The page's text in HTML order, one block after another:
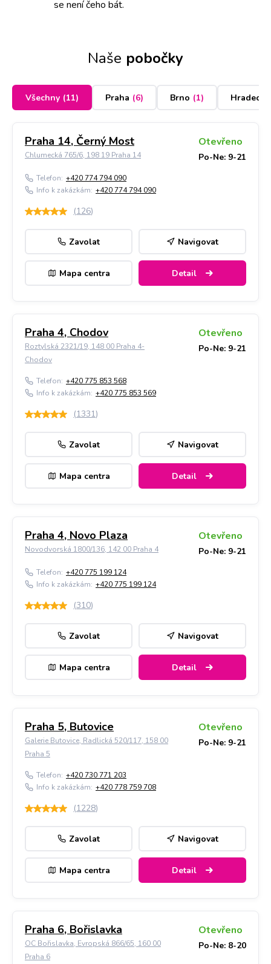
se není čeho bát.
Naše pobočky
Všechny (11) Praha (6) Brno (1) Hradec
Praha 14, Černý Most
Chlumecká 765/6, 198 19 Praha 14
Otevřeno
Po-Ne: 9-21
Telefon: +420 774 794 090
Info k zakázkám: +420 774 794 090
(126)
Zavolat Navigovat
Mapa centra Detail
Praha 4, Chodov
Roztylská 2321/19, 148 00 Praha 4-
Chodov
Otevřeno
Po-Ne: 9-21
Telefon: +420 775 853 568
Info k zakázkám: +420 775 853 569
(1331)
Zavolat Navigovat
Mapa centra Detail
Praha 4, Novo Plaza
Novodvorská 1800/136, 142 00 Praha 4
Otevřeno
Po-Ne: 9-21
Telefon: +420 775 199 124
Info k zakázkám: +420 775 199 124
(310)
Zavolat Navigovat
Mapa centra Detail
Praha 5, Butovice
Galerie Butovice, Radlická 520/117, 158 00
Praha 5
Otevřeno
Po-Ne: 9-21
Telefon: +420 730 771 203
Info k zakázkám: +420 778 759 708
(1228)
Zavolat Navigovat
Mapa centra Detail
Praha 6, Bořislavka
OC Bořislavka, Evropská 866/65, 160 00
Praha 6
Otevřeno
Po-Ne: 8-20